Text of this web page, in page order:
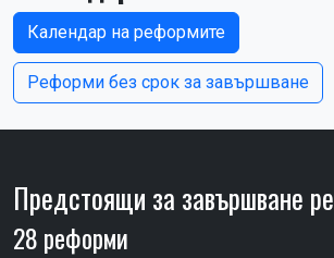
Календар на реформите
Реформи без срок за завършване
Предстоящи за завършване
28 реформи